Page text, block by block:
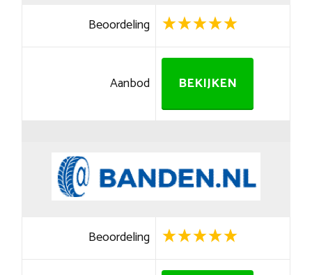
Beoordeling
Aanbod BEKIJKEN
Beoordeling